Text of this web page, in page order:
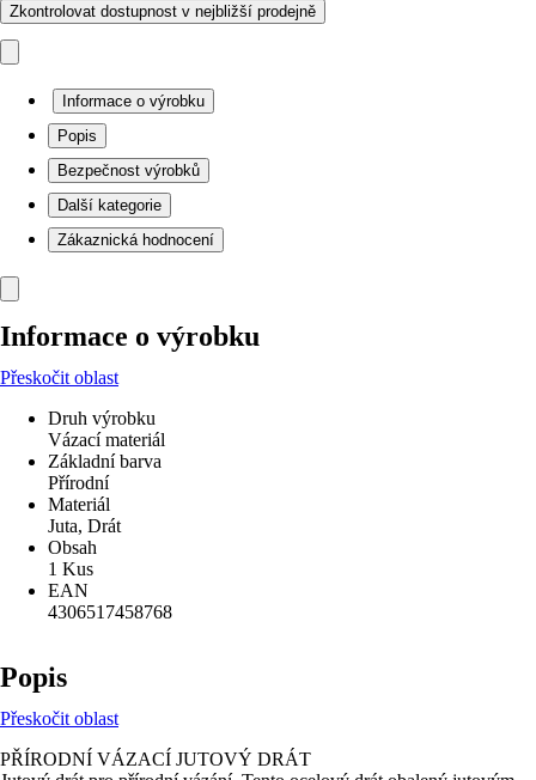
Zkontrolovat dostupnost v nejbližší prodejně
Informace o výrobku
Popis
Bezpečnost výrobků
Další kategorie
Zákaznická hodnocení
Informace o výrobku
Přeskočit oblast
Druh výrobku
Vázací materiál
Základní barva
Přírodní
Materiál
Juta, Drát
Obsah
1 Kus
EAN
4306517458768
Popis
Přeskočit oblast
PŘÍRODNÍ VÁZACÍ JUTOVÝ DRÁT